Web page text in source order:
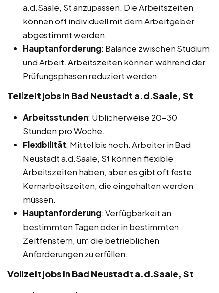
a.d.Saale, St anzupassen. Die Arbeitszeiten
können oft individuell mit dem Arbeitgeber
abgestimmt werden.
Hauptanforderung: Balance zwischen Studium
und Arbeit. Arbeitszeiten können während der
Prüfungsphasen reduziert werden.
Teilzeitjobs in Bad Neustadt a.d.Saale, St
Arbeitsstunden: Üblicherweise 20-30
Stunden pro Woche.
Flexibilität: Mittel bis hoch. Arbeiter in Bad
Neustadt a.d.Saale, St können flexible
Arbeitszeiten haben, aber es gibt oft feste
Kernarbeitszeiten, die eingehalten werden
müssen.
Hauptanforderung: Verfügbarkeit an
bestimmten Tagen oder in bestimmten
Zeitfenstern, um die betrieblichen
Anforderungen zu erfüllen.
Vollzeitjobs in Bad Neustadt a.d.Saale, St